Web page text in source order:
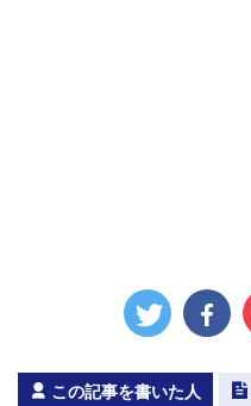
この記事を書いた人